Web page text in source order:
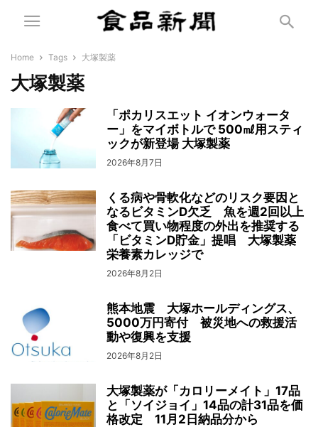
Home Tags 大塚製薬
大塚製薬
「ポカリスエット イオンウォータ
ー」をマイボトルで 500㎖用スティ
ックが新登場 大塚製薬
2026年8月7日
くる病や骨軟化などのリスク要因と
なるビタミンD欠乏 魚を週2回以上
食べて買い物程度の外出を推奨する
「ビタミンD貯金」提唱 大塚製薬
栄養素カレッジで
2026年8月2日
熊本地震 大塚ホールディングス、
5000万円寄付 被災地への救援活
動や復興を支援
2026年8月2日
大塚製薬が「カロリーメイト」17品
と「ソイジョイ」14品の計31品を価
格改定 11月2日納品分から